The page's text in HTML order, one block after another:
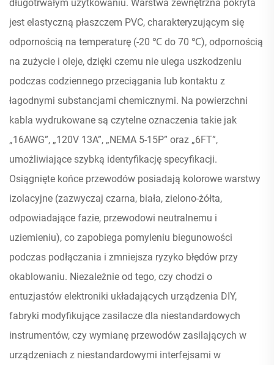
długotrwałym użytkowaniu. Warstwa zewnętrzna pokryta
jest elastyczną płaszczem PVC, charakteryzującym się
odpornością na temperaturę (-20 ℃ do 70 ℃), odpornością
na zużycie i oleje, dzięki czemu nie ulega uszkodzeniu
podczas codziennego przeciągania lub kontaktu z
łagodnymi substancjami chemicznymi. Na powierzchni
kabla wydrukowane są czytelne oznaczenia takie jak
„16AWG”, „120V 13A”, „NEMA 5-15P” oraz „6FT”,
umożliwiające szybką identyfikację specyfikacji.
Osiągnięte końce przewodów posiadają kolorowe warstwy
izolacyjne (zazwyczaj czarna, biała, zielono-żółta,
odpowiadające fazie, przewodowi neutralnemu i
uziemieniu), co zapobiega pomyleniu biegunowości
podczas podłączania i zmniejsza ryzyko błędów przy
okablowaniu. Niezależnie od tego, czy chodzi o
entuzjastów elektroniki układających urządzenia DIY,
fabryki modyfikujące zasilacze dla niestandardowych
instrumentów, czy wymianę przewodów zasilających w
urządzeniach z niestandardowymi interfejsami w